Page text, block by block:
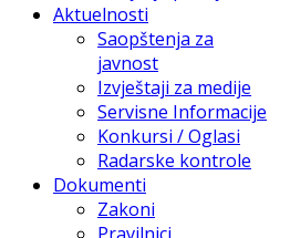
Aktuelnosti
Saopštenja za
javnost
Izvještaji za medije
Servisne Informacije
Konkursi / Oglasi
Radarske kontrole
Dokumenti
Zakoni